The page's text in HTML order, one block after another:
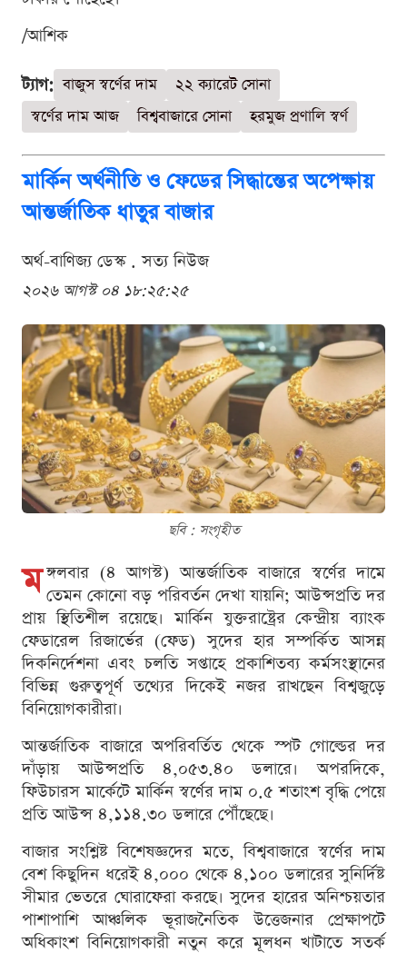
/আশিক
ট্যাগ: বাজুস স্বর্ণের দাম
২২ ক্যারেট সোনা
স্বর্ণের দাম আজ
বিশ্ববাজারে সোনা হরমুজ প্রণালি স্বর্ণ
মার্কিন অর্থনীতি ও ফেডের সিদ্ধান্তের অপেক্ষায়
আন্তর্জাতিক ধাতুর বাজার
অর্থ-বাণিজ্য ডেস্ক . সত্য নিউজ
২০২৬ আগস্ট ০৪ ১৮:২৫:২৫
ছবি : সংগৃহীত
ম ঙ্গলবার (৪ আগস্ট) আন্তর্জাতিক বাজারে স্বর্ণের দামে
তেমন কোনো বড় পরিবর্তন দেখা যায়নি; আউন্সপ্রতি দর
প্রায় স্থিতিশীল রয়েছে। মার্কিন যুক্তরাষ্ট্রের কেন্দ্রীয় ব্যাংক
ফেডারেল রিজার্ভের (ফেড) সুদের হার সম্পর্কিত আসন্ন
দিকনির্দেশনা এবং চলতি সপ্তাহে প্রকাশিতব্য কর্মসংস্থানের
বিভিন্ন গুরুত্বপূর্ণ তথ্যের দিকেই নজর রাখছেন বিশ্বজুড়ে
বিনিয়োগকারীরা।
আন্তর্জাতিক বাজারে অপরিবর্তিত থেকে স্পট গোল্ডের দর
দাঁড়ায় আউন্সপ্রতি ৪,০৫৩.৪০ ডলারে। অপরদিকে,
ফিউচারস মার্কেটে মার্কিন স্বর্ণের দাম ০.৫ শতাংশ বৃদ্ধি পেয়ে
প্রতি আউন্স ৪,১১৪.৩০ ডলারে পৌঁছেছে।
বাজার সংশ্লিষ্ট বিশেষজ্ঞদের মতে, বিশ্ববাজারে স্বর্ণের দাম
বেশ কিছুদিন ধরেই ৪,০০০ থেকে ৪,১০০ ডলারের সুনির্দিষ্ট
সীমার ভেতরে ঘোরাফেরা করছে। সুদের হারের অনিশ্চয়তার
পাশাপাশি আঞ্চলিক ভূরাজনৈতিক উত্তেজনার প্রেক্ষাপটে
অধিকাংশ বিনিয়োগকারী নতুন করে মূলধন খাটাতে সতর্ক